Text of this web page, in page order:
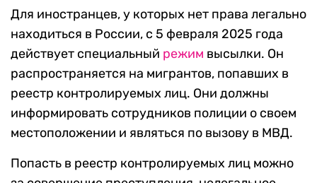
Для иностранцев, у которых нет права легально
находиться в России, с 5 февраля 2025 года
действует специальный режим высылки. Он
распространяется на мигрантов, попавших в
реестр контролируемых лиц. Они должны
информировать сотрудников полиции о своем
местоположении и являться по вызову в МВД.
Попасть в реестр контролируемых лиц можно